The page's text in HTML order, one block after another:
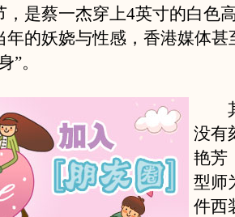
，是蔡一杰穿上4英寸的白色
年的妖娆与性感，香港媒体甚
”。
其
没有
艳芳
型师
件西